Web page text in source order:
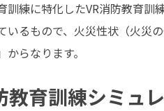
訓練に特化したVR消防教育
いるもので、火災性状（火災
からなります。
教育訓練シミュ